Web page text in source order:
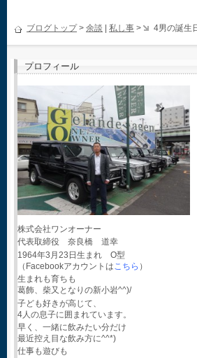
ブログトップ> 余談 私し事 > 4男の誕生
プロフィール
株式会社ワンオーナー
代表取締役 奈良橋 道幸
1964年3月23日生まれ O型
（Facebookアカウントはこちら ）
生まれも育ちも
葛飾、柴又となりの新小岩^^)/
子ども好きが高じて、
4人の息子に囲まれています。
早く、一緒に飲みたい分だけ
最近控え目な飲み方に^^*)
仕事も遊びも